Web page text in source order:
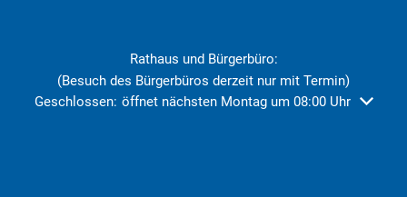
Rathaus und Bürgerbüro:
(Besuch des Bürgerbüros derzeit nur mit Termin)
Klicken, um weitere Öffnungs- oder Schließzeiten
Geschlossen: öffnet nächsten Montag um 08:00 Uhr